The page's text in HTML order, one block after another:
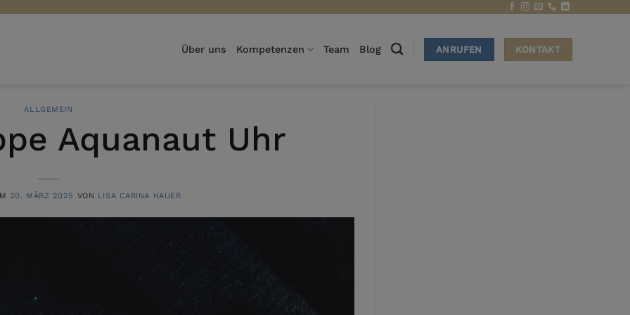
Über uns Kompetenzen Team Blog ANRUFEN KONTAKT
ALLGEMEIN
Aquanaut Uhr
20. MÄRZ 2025 VON LISA CARINA HAUER